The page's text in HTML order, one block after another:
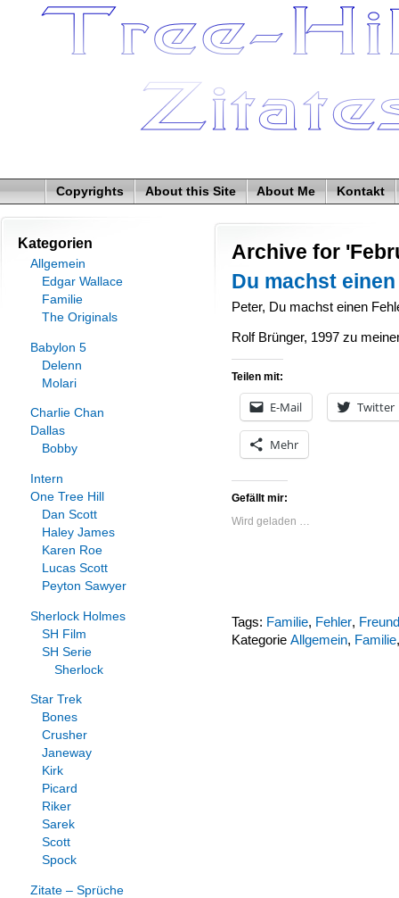
Copyrights About this Site About Me Kontakt
Archive for
Du machst
Peter, Du machst einen
Rolf Brünger, 1997 zu
Teilen mit:
E-Mail Twitter
Mehr
Gefällt mir:
Wird geladen …
Tags: Familie, Fehler,
Kategorie Allgemein, Familie
Kategorien
Allgemein
Edgar Wallace
Familie
The Originals
Babylon 5
Delenn
Molari
Charlie Chan
Dallas
Bobby
Intern
One Tree Hill
Dan Scott
Haley James
Karen Roe
Lucas Scott
Peyton Sawyer
Sherlock Holmes
SH Film
SH Serie
Sherlock
Star Trek
Bones
Crusher
Janeway
Kirk
Picard
Riker
Sarek
Scott
Spock
Zitate – Sprüche